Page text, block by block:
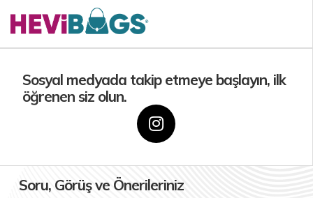
Sosyal medyada takip etmeye başlayın, ilk
öğrenen siz olun.
Soru, Görüş ve Önerileriniz